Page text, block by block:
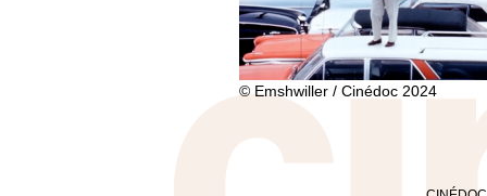
© Emshwiller / Cinédoc 2024